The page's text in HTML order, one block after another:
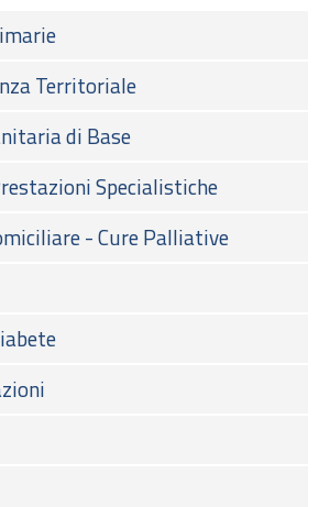
Territoriale
di Base
Specialistiche
- Cure Palliative